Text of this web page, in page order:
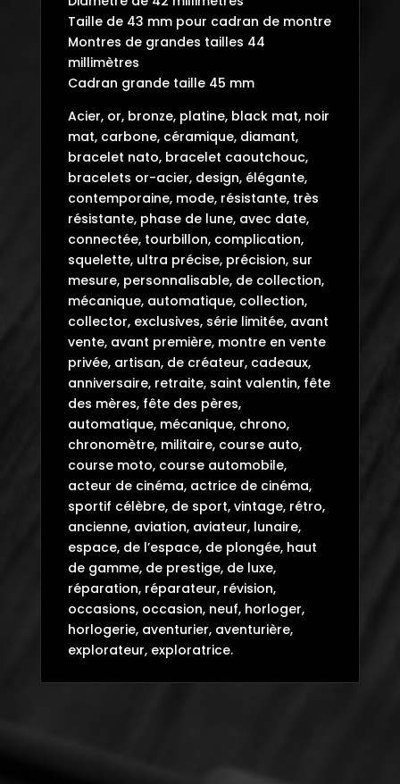
Taille de 43 mm pour cadran de montre
Montres de grandes tailles 44
millimètres
Cadran grande taille 45 mm
Acier, or, bronze, platine, black mat, noir
mat, carbone, céramique, diamant,
bracelet nato, bracelet caoutchouc,
bracelets or-acier, design, élégante,
contemporaine, mode, résistante, très
résistante, phase de lune, avec date,
connectée, tourbillon, complication,
squelette, ultra précise, précision, sur
mesure, personnalisable, de collection,
mécanique, automatique, collection,
collector, exclusives, série limitée, avant
vente, avant première, montre en vente
privée, artisan, de créateur, cadeaux,
anniversaire, retraite, saint valentin, fête
des mères, fête des pères,
automatique, mécanique, chrono,
chronomètre, militaire, course auto,
course moto, course automobile,
acteur de cinéma, actrice de cinéma,
sportif célèbre, de sport, vintage, rétro,
ancienne, aviation, aviateur, lunaire,
espace, de l’espace, de plongée, haut
de gamme, de prestige, de luxe,
réparation, réparateur, révision,
occasions, occasion, neuf, horloger,
horlogerie, aventurier, aventurière,
explorateur, exploratrice.